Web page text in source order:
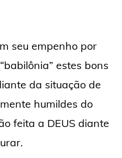
seu empenho por
estes bons
da situação de
humildes do
feita a DEUS diante